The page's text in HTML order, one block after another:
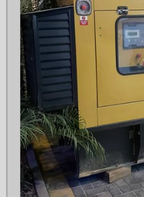
Fabricantes de geradores de energia
Fornecedor de gerador
Fornecedor de gerador de energia
Fornecedores de grupo gerador
Gerador 100 kva
Gerador 100 kva trifásico
Gerador 100kva a venda
Gerador 120 kva
Gerador 150 kva